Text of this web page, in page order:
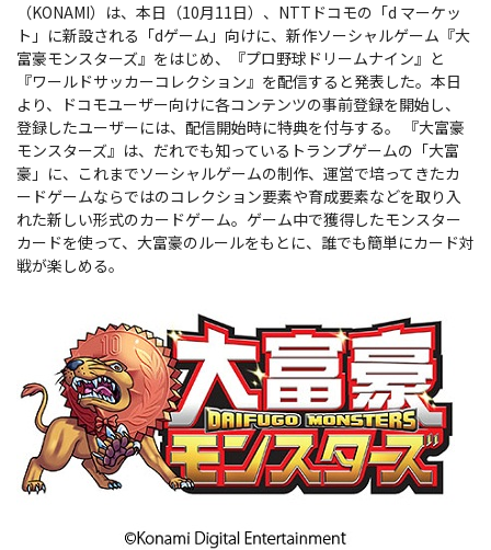
（KONAMI）は、本日（10月11日）、NTTドコモの「d マーケッ
ト」に新設される「dゲーム」向けに、新作ソーシャルゲーム『大
富豪モンスターズ』をはじめ、『プロ野球ドリームナイン』と
『ワールドサッカーコレクション』を配信すると発表した。本日
より、ドコモユーザー向けに各コンテンツの事前登録を開始し、
登録したユーザーには、配信開始時に特典を付与する。
『大富豪
モンスターズ』は、だれでも知っているトランプゲームの「大富
豪」に、これまでソーシャルゲームの制作、運営で培ってきたカ
ードゲームならではのコレクション要素や育成要素などを取り入
れた新しい形式のカードゲーム。ゲーム中で獲得したモンスター
カードを使って、大富豪のルールをもとに、誰でも簡単にカード対
戦が楽しめる。